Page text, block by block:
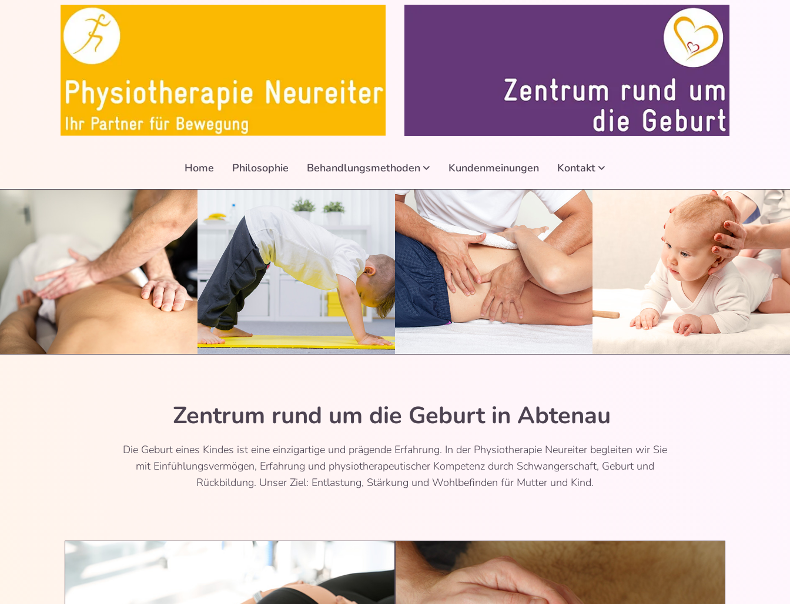
Home Philosophie Behandlungsmethoden Kundenmeinungen Kontakt
Zentrum rund um die Geburt in Abtenau
Die Geburt eines Kindes ist eine einzigartige und prägende Erfahrung. In der Physiotherapie Neureiter begleiten wir Sie
mit Einfühlungsvermögen, Erfahrung und physiotherapeutischer Kompetenz durch Schwangerschaft, Geburt und
Rückbildung. Unser Ziel: Entlastung, Stärkung und Wohlbefinden für Mutter und Kind.